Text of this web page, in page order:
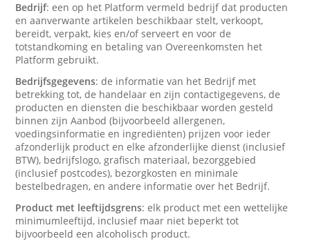
Bedrijf: een op het Platform vermeld bedrijf dat producten
en aanverwante artikelen beschikbaar stelt, verkoopt,
bereidt, verpakt, kies en/of serveert en voor de
totstandkoming en betaling van Overeenkomsten het
Platform gebruikt.
Bedrijfsgegevens: de informatie van het Bedrijf met
betrekking tot, de handelaar en zijn contactigegevens, de
producten en diensten die beschikbaar worden gesteld
binnen zijn Aanbod (bijvoorbeeld allergenen,
voedingsinformatie en ingrediënten) prijzen voor ieder
afzonderlijk product en elke afzonderlijke dienst (inclusief
BTW), bedrijfslogo, grafisch materiaal, bezorggebied
(inclusief postcodes), bezorgkosten en minimale
bestelbedragen, en andere informatie over het Bedrijf.
Product met leeftijdsgrens: elk product met een wettelijke
minimumleeftijd, inclusief maar niet beperkt tot
bijvoorbeeld een alcoholisch product.